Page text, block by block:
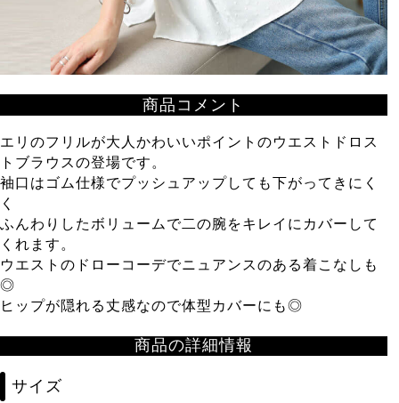
商品コメント
エリのフリルが大人かわいいポイントのウエストドロス
トブラウスの登場です。
袖口はゴム仕様でプッシュアップしても下がってきにく
く
ふんわりしたボリュームで二の腕をキレイにカバーして
くれます。
ウエストのドローコーデでニュアンスのある着こなしも
◎
ヒップが隠れる丈感なので体型カバーにも◎
商品の詳細情報
サイズ